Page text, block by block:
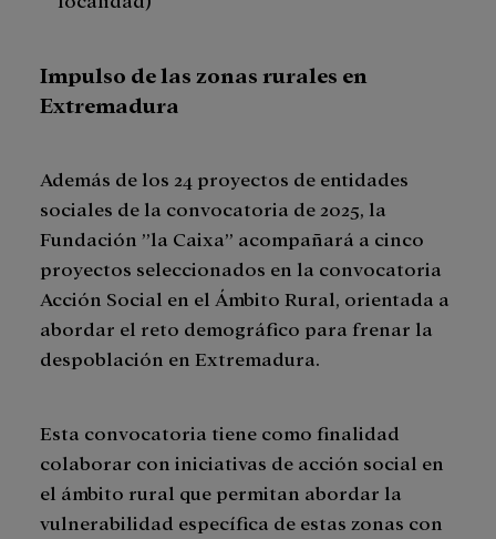
Impulso de las zonas rurales en
Extremadura
Además de los 24 proyectos de entidades
sociales de la convocatoria de 2025, la
Fundación ”la Caixa” acompañará a cinco
proyectos seleccionados en la convocatoria
Acción Social en el Ámbito Rural, orientada a
abordar el reto demográfico para frenar la
despoblación en Extremadura.
Esta convocatoria tiene como finalidad
colaborar con iniciativas de acción social en
el ámbito rural que permitan abordar la
vulnerabilidad específica de estas zonas con